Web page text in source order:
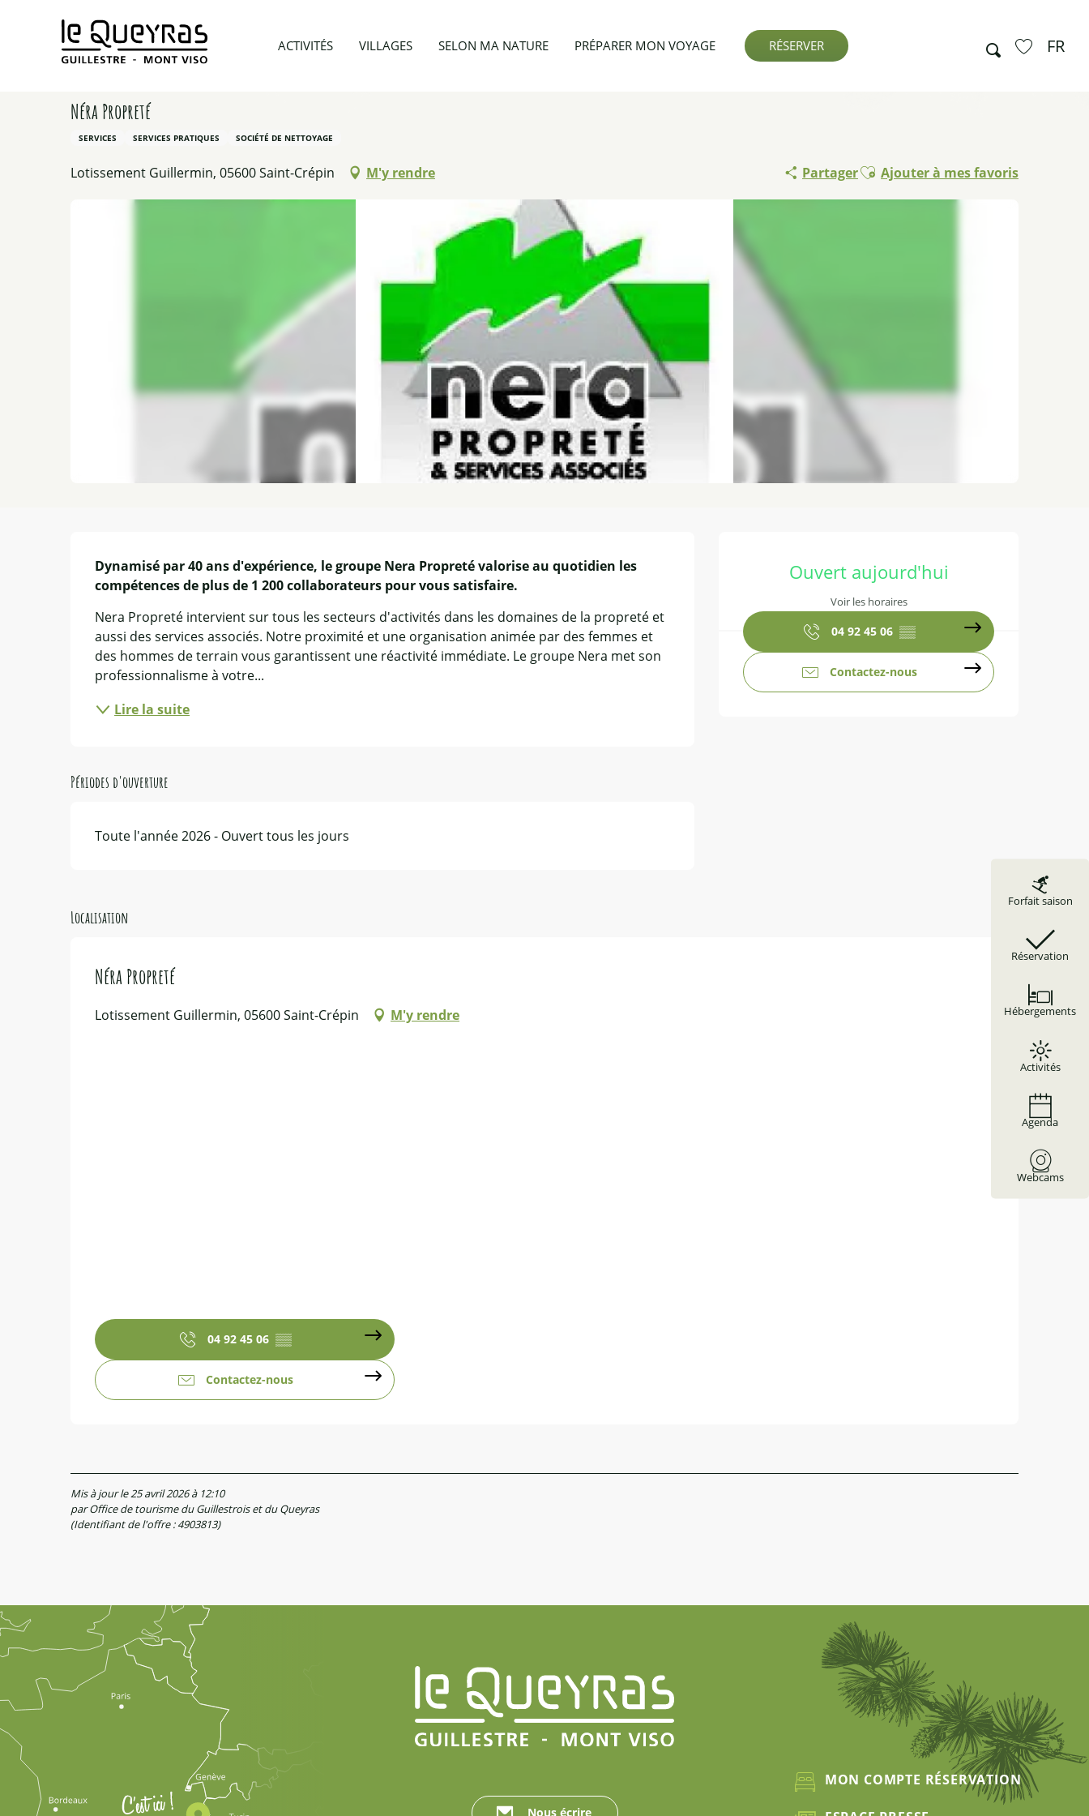
Recherche FR
ACTIVITÉS VILLAGES SELON MA NATURE PRÉPARER MON VOYAGE RÉSERVER
Forfait saison
Réservation
Hébergements
Activités
Agenda
Webcams
Accueil Préparer mon voyage Prestataires d’activités
Néra Propreté
SERVICES SERVICES PRATIQUES SOCIÉTÉ DE NETTOYAGE
Lotissement Guillermin, 05600 Saint-Crépin M'y rendre PartagerAjouter aux favoris
Ajouter à mes favoris
Ouvert aujourd'hui
Voir les horaires
04 92 45 06 ▒▒
Contactez-nous
Dynamisé par 40 ans d'expérience, le groupe Nera Propreté valorise au quotidien les
compétences de plus de 1 200 collaborateurs pour vous satisfaire.
Nera Propreté intervient sur tous les secteurs d'activités dans les domaines de la propreté et
aussi des services associés. Notre proximité et une organisation animée par des femmes et
des hommes de terrain vous garantissent une réactivité immédiate. Le groupe Nera met son
professionnalisme à votre...
Lire la suite
Périodes d'ouverture
Toute l'année 2026 - Ouvert tous les jours
Localisation
Néra Propreté
Lotissement Guillermin, 05600 Saint-Crépin M'y rendre
04 92 45 06 ▒▒
Contactez-nous
Mis à jour le 25 avril 2026 à 12:10
par Office de tourisme du Guillestrois et du Queyras
(Identifiant de l'offre :4903813)
Nous écrire
MON COMPTE RÉSERVATION